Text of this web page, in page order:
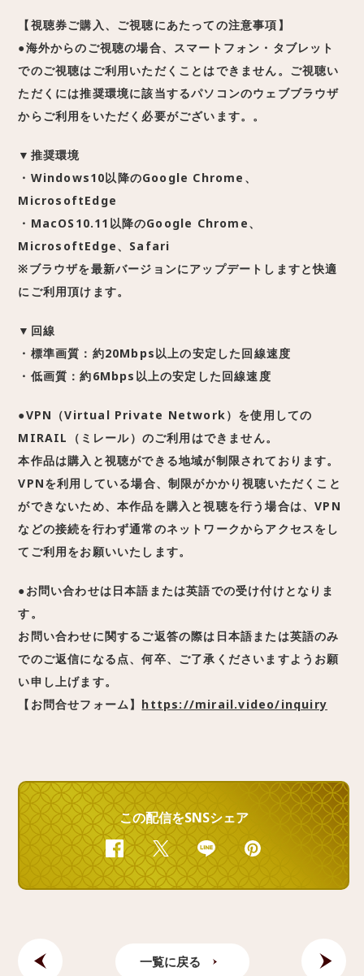
【視聴券ご購入、ご視聴にあたっての注意事項】
●海外からのご視聴の場合、スマートフォン・タブレット
でのご視聴はご利用いただくことはできません。ご視聴い
ただくには推奨環境に該当するパソコンのウェブブラウザ
からご利用をいただく必要がございます。 。
▼推奨環境
・Windows10以降のGoogle Chrome、
MicrosoftEdge
・MacOS10.11以降のGoogle Chrome、
MicrosoftEdge、Safari
※ブラウザを最新バージョンにアップデートしますと快適
にご利用頂けます。
▼回線
・標準画質：約20Mbps以上の安定した回線速度
・低画質：約6Mbps以上の安定した回線速度
●VPN（Virtual Private Network）を使用しての
MIRAIL（ミレール）のご利用はできません。
本作品は購入と視聴ができる地域が制限されております。
VPNを利用している場合、制限がかかり視聴いただくこと
ができないため、本作品を購入と視聴を行う場合は、VPN
などの接続を行わず通常のネットワークからアクセスをし
てご利用をお願いいたします。
●お問い合わせは日本語または英語での受け付けとなりま
す。
お問い合わせに関するご返答の際は日本語または英語のみ
でのご返信になる点、何卒、ご了承くださいますようお願
い申し上げます。
【お問合せフォーム】 https://mirail.video/inquiry
この配信をSNSシェア
FacebookTwitter Line
一覧に戻る